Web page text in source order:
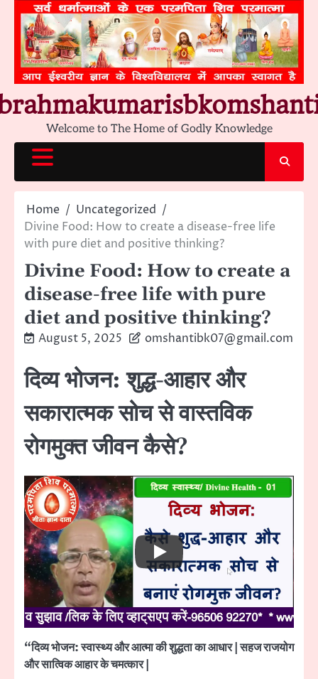
content
Welcome to The Home of Godly Knowledge
Home
Uncategorized
Divine Food: How to create a disease-free life
with pure diet and positive thinking?
Divine Food: How to create a
disease-free life with pure
diet and positive thinking?
August 5, 2025 omshantibk07@gmail.com
दिव्य भोजन: शुद्ध-आहार और
सकारात्मक सोच से वास्तविक
रोगमुक्त जीवन कैसे?
“दिव्य भोजन: स्वास्थ्य और आत्मा की शुद्धता का आधार | सहज राजयोग
और सात्विक आहार के चमत्कार |